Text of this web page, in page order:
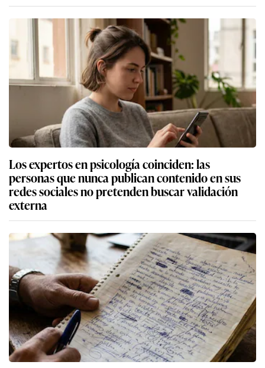
Los expertos en psicología coinciden: las
personas que nunca publican contenido en sus
redes sociales no pretenden buscar validación
externa